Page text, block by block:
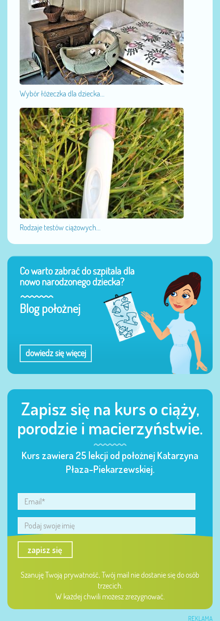
Wybór łóżeczka dla dziecka...
Rodzaje testów ciążowych...
Co warto zabrać do szpitala dla
nowo narodzonego dziecka?
Blog położnej
dowiedz się więcej
Zapisz się na kurs o ciąży,
porodzie i macierzyństwie.
Kurs zawiera 25 lekcji od położnej Katarzyna
Płaza-Piekarzewskiej.
zapisz się
Szanuję Twoją prywatność, Twój mail nie dostanie się do osób
trzecich.
W każdej chwili możesz zrezygnować.
REKLAMA